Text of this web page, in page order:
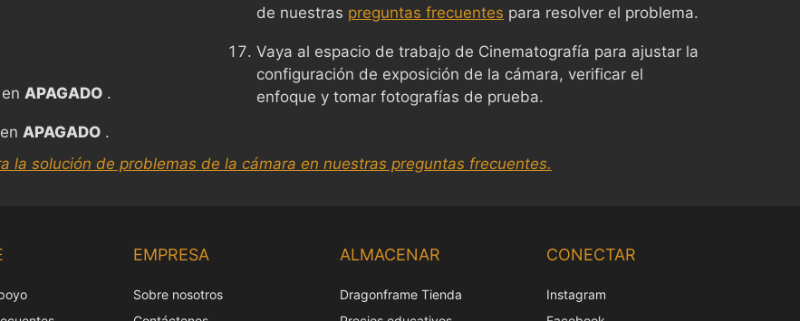
en APAGADO .
en APAGADO .
de nuestras preguntas frecuentes para resolver el problema.
Vaya al espacio de trabajo de Cinematografía para ajustar la
configuración de exposición de la cámara, verificar el
enfoque y tomar fotografías de prueba.
la solución de problemas de la cámara en nuestras preguntas frecuentes.
EMPRESA
Sobre nosotros
ALMACENAR
Dragonframe Tienda
CONECTAR
InstagramItalian